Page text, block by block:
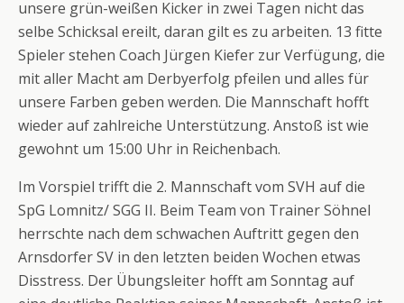
unsere grün-weißen Kicker in zwei Tagen nicht das
selbe Schicksal ereilt, daran gilt es zu arbeiten. 13 fitte
Spieler stehen Coach Jürgen Kiefer zur Verfügung, die
mit aller Macht am Derbyerfolg pfeilen und alles für
unsere Farben geben werden. Die Mannschaft hofft
wieder auf zahlreiche Unterstützung. Anstoß ist wie
gewohnt um 15:00 Uhr in Reichenbach.
Im Vorspiel trifft die 2. Mannschaft vom SVH auf die
SpG Lomnitz/ SGG II. Beim Team von Trainer Söhnel
herrschte nach dem schwachen Auftritt gegen den
Arnsdorfer SV in den letzten beiden Wochen etwas
Disstress. Der Übungsleiter hofft am Sonntag auf